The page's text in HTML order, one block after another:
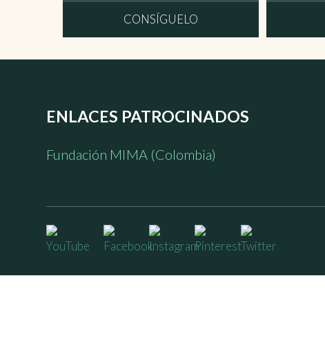
CONSÍGUELO
ENLACES PATROCINADOS
Fundación MIMA (Colombia)